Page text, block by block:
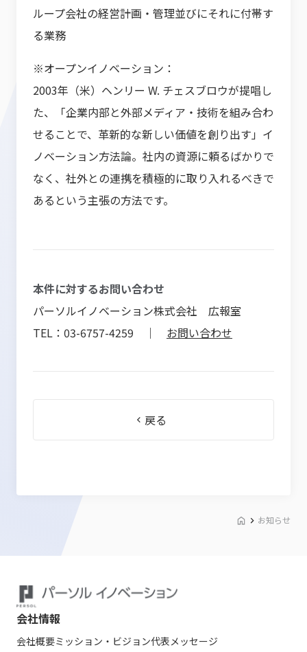
ループ会社の経営計画・管理並びにそれに付帯す
る業務
※オープンイノベーション：
2003年（米）ヘンリー W. チェスブロウが提唱し
た、「企業内部と外部メディア・技術を組み合わ
せることで、革新的な新しい価値を創り出す」イ
ノベーション方法論。社内の資源に頼るばかりで
なく、社外との連携を積極的に取り入れるべきで
あるという主張の方法です。
本件に対するお問い合わせ
パーソルイノベーション株式会社 広報室
TEL：03-6757-4259 ｜ お問い合わせ
戻る
お知らせ
会社情報
会社概要ミッション・ビジョン代表メッセージ